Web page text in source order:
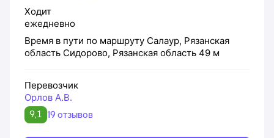
Ходит
ежедневно
Время в пути по маршруту Салаур, Рязанская
область Сидорово, Рязанская область 49 м
Перевозчик
Орлов А.В.
9,1 19 отзывов